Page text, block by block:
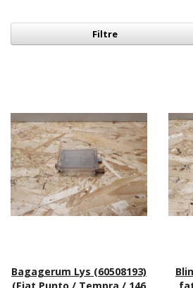
Filtre
Bagagerum Lys (60508193)